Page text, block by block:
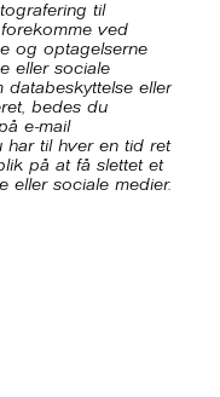
til
ved
og optagelserne
eller sociale
databeskyttelse eller
bedes du
e-mail
har til hver en tid ret
på at få slettet et
eller sociale medier.